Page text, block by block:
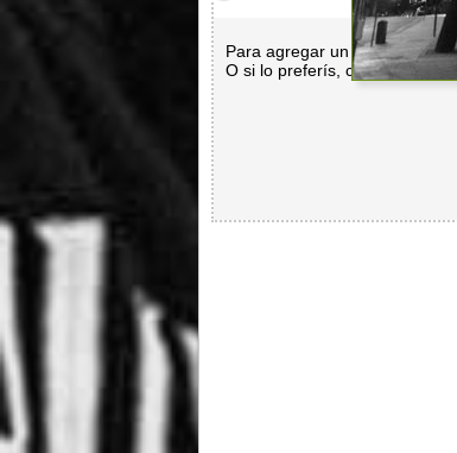
Para agregar un comentario
O si lo preferís, con
Facebook